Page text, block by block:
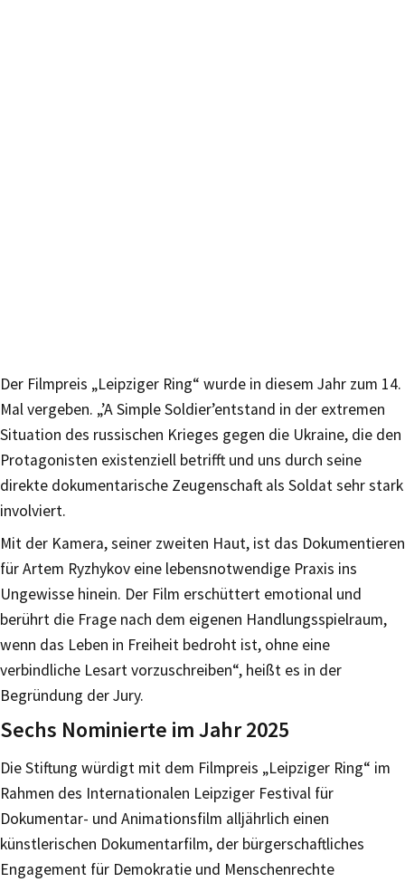
Der Filmpreis „Leipziger Ring“ wurde in diesem Jahr zum 14.
Mal vergeben. „’A Simple Soldier’entstand in der extremen
Situation des russischen Krieges gegen die Ukraine, die den
Protagonisten existenziell betrifft und uns durch seine
direkte dokumentarische Zeugenschaft als Soldat sehr stark
involviert.
Mit der Kamera, seiner zweiten Haut, ist das Dokumentieren
für Artem Ryzhykov eine lebensnotwendige Praxis ins
Ungewisse hinein. Der Film erschüttert emotional und
berührt die Frage nach dem eigenen Handlungsspielraum,
wenn das Leben in Freiheit bedroht ist, ohne eine
verbindliche Lesart vorzuschreiben“, heißt es in der
Begründung der Jury.
Sechs Nominierte im Jahr 2025
Die Stiftung würdigt mit dem Filmpreis „Leipziger Ring“ im
Rahmen des Internationalen Leipziger Festival für
Dokumentar- und Animationsfilm alljährlich einen
künstlerischen Dokumentarfilm, der bürgerschaftliches
Engagement für Demokratie und Menschenrechte